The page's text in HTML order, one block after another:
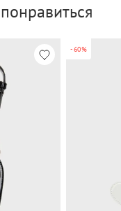
-60%